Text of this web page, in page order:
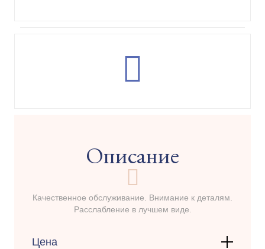
Описание
Качественное обслуживание. Внимание к деталям.
Расслабление в лучшем виде.
Цена